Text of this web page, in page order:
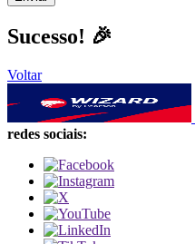
Sucesso! 🎉
Voltar
redes sociais: